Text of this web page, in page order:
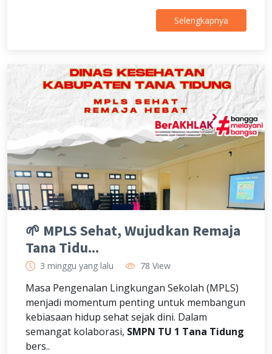
Selengkapnya
🌱 MPLS Sehat, Wujudkan Remaja
Tana Tidu...
3 minggu yang lalu 78 View
Masa Pengenalan Lingkungan Sekolah (MPLS)
menjadi momentum penting untuk membangun
kebiasaan hidup sehat sejak dini. Dalam
semangat kolaborasi, SMPN TU 1 Tana Tidung
bers..